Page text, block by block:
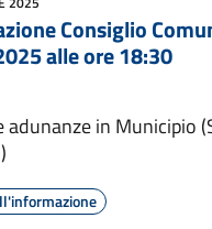
Consiglio
alle ore 18:30
adunanze in Municipio